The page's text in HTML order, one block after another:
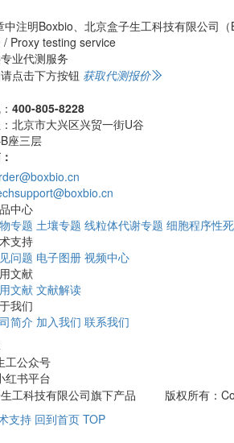
中注明Boxbio、北京盒子生工科技有限公司
/ Proxy testing service
业代测服务
点击下方按钮 获取代测报价
400-805-8228
北京市大兴区兴贸一街U谷
座三层
中心
专题 土壤专题 线粒体代谢专题 细胞程序性
支持
问题 电子图册 视频中心
文献
文献 文献解读
我们
简介 加入我们 联系我们
工公众号
红书平台
生工科技有限公司旗下产品 版权所有：
支持 回到首页 TOP